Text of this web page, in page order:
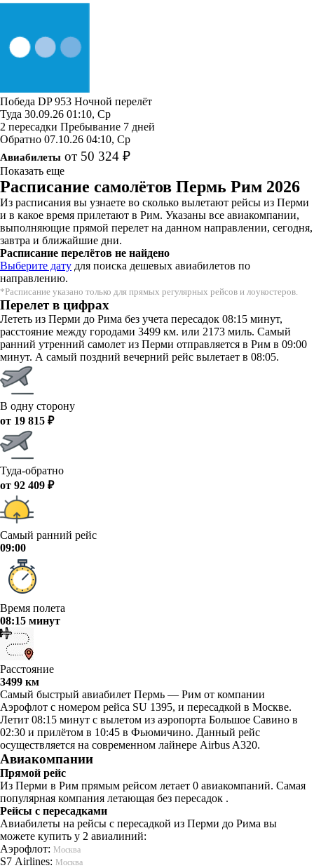
Победа DP 953 Ночной перелёт
Туда 30.09.26 01:10, Ср
2 пересадки Пребывание 7 дней
Обратно 07.10.26 04:10, Ср
Авиабилеты от 50 324 ₽
Показать еще
Расписание самолётов Пермь Рим 2026
Из расписания вы узнаете во сколько вылетают рейсы из Перми
и в какое время прилетают в Рим. Указаны все авиакомпании,
выполняющие прямой перелет на данном направлении, сегодня,
завтра и ближайшие дни.
Расписание перелётов не найдено
Выберите дату для поиска дешевых авиабилетов по
направлению.
*Расписание указано только для прямых регулярных рейсов и лоукостеров.
Перелет в цифрах
Лететь из Перми до Рима без учета пересадок 08:15 минут,
расстояние между городами 3499 км. или 2173 миль. Самый
ранний утренний самолет из Перми отправляется в Рим в 09:00
минут. А самый поздний вечерний рейс вылетает в 08:05.
В одну сторону
от 19 815 ₽
Туда-обратно
от 92 409 ₽
Самый ранний рейс
09:00
Время полета
08:15 минут
Расстояние
3499 км
Самый быстрый авиабилет Пермь — Рим от компании
Аэрофлот с номером рейса SU 1395, и пересадкой в Москве.
Летит 08:15 минут с вылетом из аэропорта Большое Савино в
02:30 и прилётом в 10:45 в Фьюмичино. Данный рейс
осуществляется на современном лайнере Airbus A320.
Авиакомпании
Прямой рейс
Из Перми в Рим прямым рейсом летает 0 авиакомпаний. Самая
популярная компания летающая без пересадок .
Рейсы с пересадками
Авиабилеты на рейсы с пересадкой из Перми до Рима вы
можете купить у 2 авиалиний:
Аэрофлот: Москва
S7 Airlines: Москва